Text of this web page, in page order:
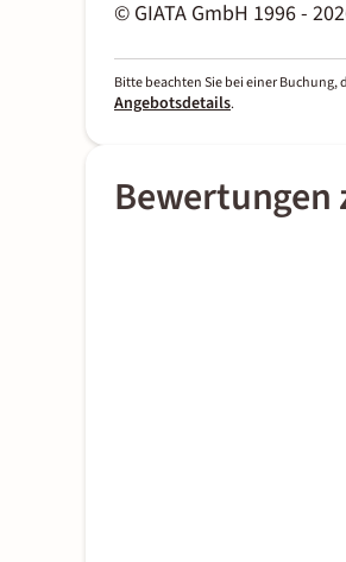
© GIATA GmbH 1996 -
Bitte beachten Sie bei einer Buchung,
Angebotsdetails.
Bewertungen